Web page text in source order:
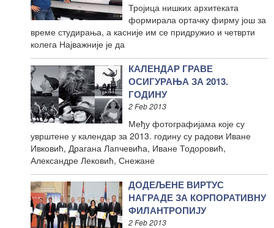
Тројица нишких архитеката
формирала ортачку фирму још за
време студирања, а касније им се придружио и четврти
колега Најважније је да
КАЛЕНДАР ГРАВЕ
ОСИГУРАЊА ЗА 2013.
ГОДИНУ
2 Feb 2013
Међу фотографијама које су
уврштене у календар за 2013. годину су радови Иване
Ивковић, Драгана Лапчевића, Иване Тодоровић,
Александре Лековић, Снежане
ДОДЕЉЕНЕ ВИРТУС
НАГРАДЕ ЗА КОРПОРАТИВНУ
ФИЛАНТРОПИЈУ
2 Feb 2013